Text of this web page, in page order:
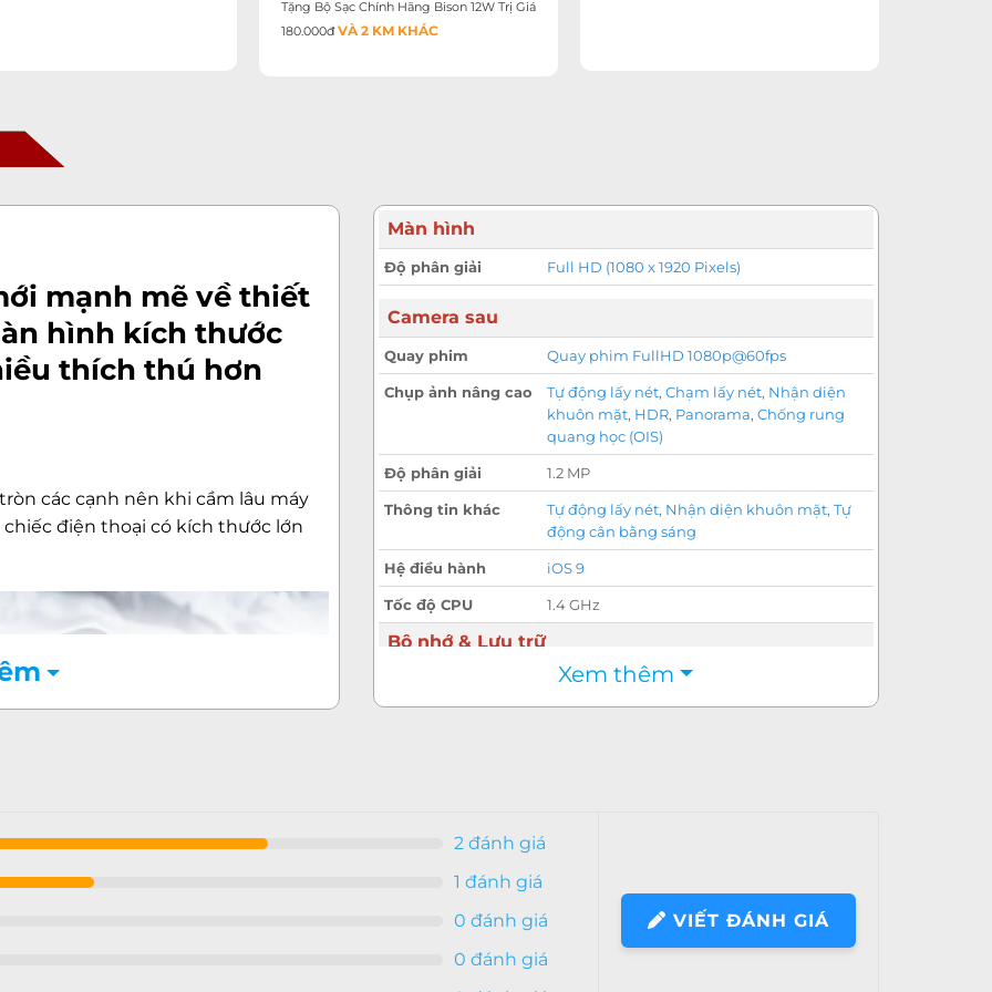
Tặng Bộ Sạc Chính Hãng Bison 12W Trị Giá
180.000đVÀ 2 KM KHÁC
mạnh mẽ về thiết
hình kích thước
thích thú hơn
các cạnh nên khi cầm lâu máy
chiếc điện thoại có kích thước lớn
Màn hình
Độ phân giải Full HD (1080 x 1920 Pixels)
Camera sau
Quay phim Quay phim FullHD 1080p@60fps
Chụp ảnh nâng cao Tự động lấy nét, Chạm lấy nét, Nhận diện
khuôn mặt, HDR, Panorama, Chống rung
quang học (OIS)
Độ phân giải 1.2 MP
Thông tin khác Tự động lấy nét, Nhận diện khuôn mặt, Tự
động cân bằng sáng
Hệ điều hành iOS 9
Tốc độ CPU 1.4 GHz
Bộ nhớ & Lưu trữ
16 GB
Bluetooth
Jack tai nghe
Thiết kế & Trọng lượng
Hợp kim nhôm
Xem thêm
2 đánh giá
1 đánh giá
0 đánh giá
0 đánh giá
VIẾT ĐÁNH GIÁ